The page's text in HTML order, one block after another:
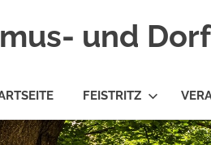
und
FEISTRITZ